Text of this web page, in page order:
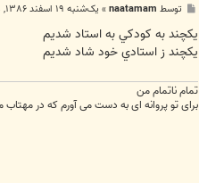
ت
توسط naatamam
» یک‌شنبه ۱۹ اسفند ۱۳۸۶, ۳:۴۵ ب.ظ
يكچند به كودكي به استاد شديم
يكچند ز استادي خود شاد شديم
تمام ناتمام من
برای تو پروانه ای به دست می آورم که در مهتاب